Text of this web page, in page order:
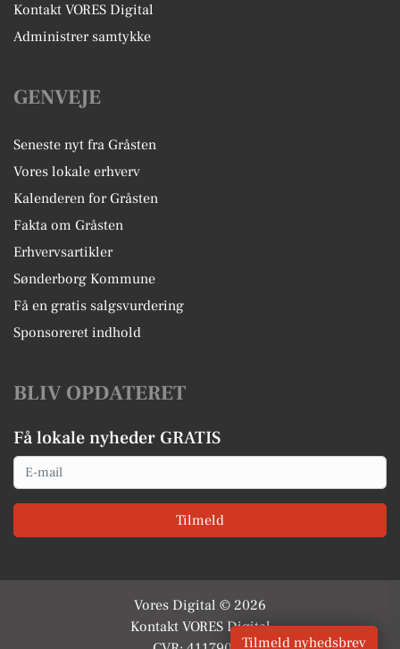
Kontakt VORES Digital
Administrer samtykke
GENVEJE
Seneste nyt fra Gråsten
Vores lokale erhverv
Kalenderen for Gråsten
Fakta om Gråsten
Erhvervsartikler
Sønderborg Kommune
Få en gratis salgsvurdering
Sponsoreret indhold
BLIV OPDATERET
Få lokale nyheder GRATIS
Email
Tilmeld
Vores Digital © 2026
Kontakt VORES Digital
Tilmeld nyhedsbrev